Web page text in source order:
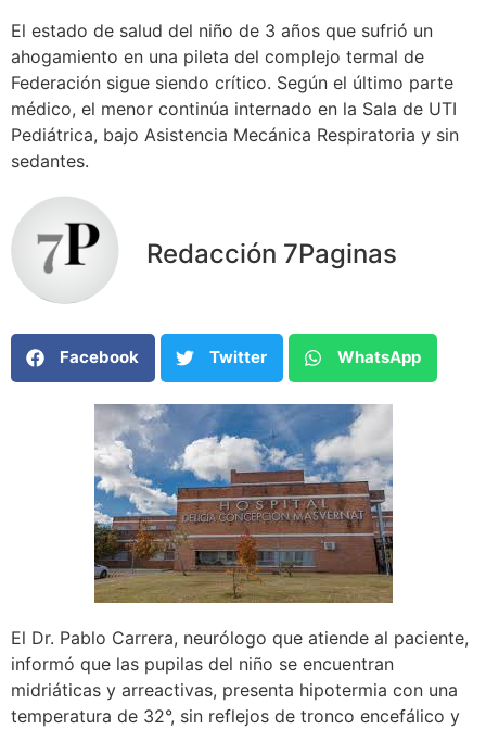
El estado de salud del niño de 3 años que sufrió un
ahogamiento en una pileta del complejo termal de
Federación sigue siendo crítico. Según el último parte
médico, el menor continúa internado en la Sala de UTI
Pediátrica, bajo Asistencia Mecánica Respiratoria y sin
sedantes.
Redacción 7Paginas
Facebook Twitter WhatsApp
El Dr. Pablo Carrera, neurólogo que atiende al paciente,
informó que las pupilas del niño se encuentran
midriáticas y arreactivas, presenta hipotermia con una
temperatura de 32°, sin reflejos de tronco encefálico y